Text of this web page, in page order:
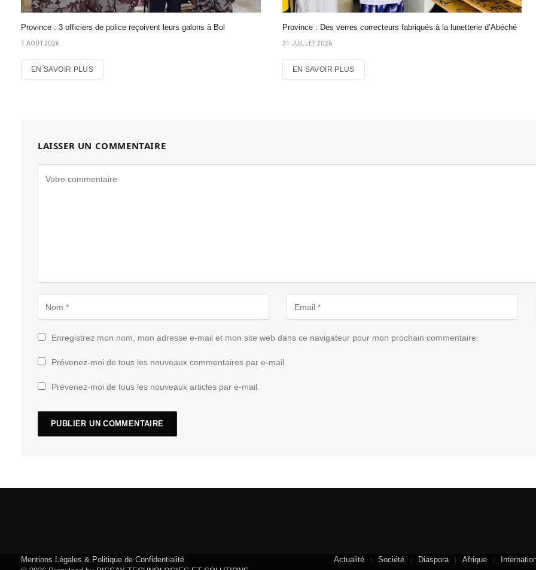
Province : 3 officiers de police reçoivent leurs galons à Bol
7 AOÛT 2026
EN SAVOIR PLUS
Province : Des verres correcteurs fabriqués à la lunetterie d’Abéché
31 JUILLET 2026
EN SAVOIR PLUS
LAISSER UN COMMENTAIRE
Enregistrez mon nom, mon adresse e-mail et mon site web dans ce navigateur pour mon prochain commentaire.
Prévenez-moi de tous les nouveaux commentaires par e-mail.
Prévenez-moi de tous les nouveaux articles par e-mail.
Mentions Légales & Politique de Confidentialité
Actualité Société Diaspora Afrique